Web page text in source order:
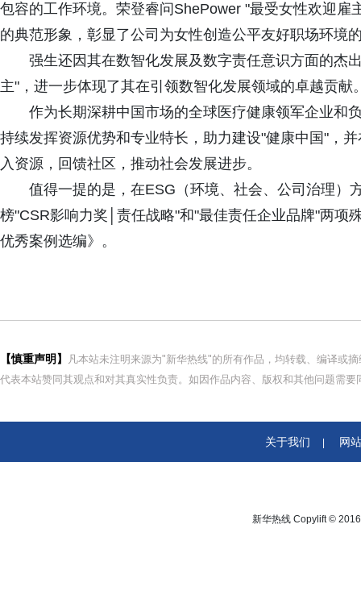
包容的工作环境。荣登睿问ShePower "最受女性欢迎
的典范形象，彰显了公司为女性创造公平友好职场环境
强生还因其在数智化发展及数字责任意识方面的杰
主"，进一步体现了其在引领数智化发展领域的卓越贡献
作为长期深耕中国市场的全球医疗健康领军企业和
持续发挥资源优势和专业特长，助力建设"健康中国"，
入资源，回馈社区，推动社会发展进步。
值得一提的是，在ESG（环境、社会、公司治理）
榜"CSR影响力奖│责任战略"和"最佳责任企业品牌"两项
优秀案例选编》。
【慎重声明】
凡本站未注明来源为"新华热线"的所有作品，均转载、编译或
代表本站赞同其观点和对其真实性负责。如因作品内容、版权和其他问题需
关于我们 网
新华热线 Copylift ©